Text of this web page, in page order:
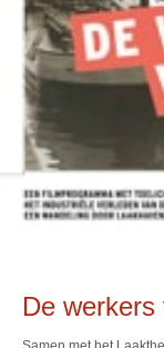
De werkers